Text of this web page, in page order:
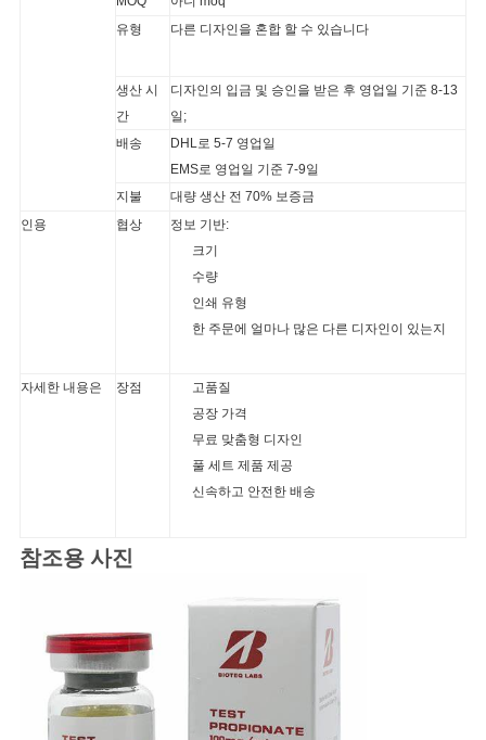
PRIVACY유형
다른 디자인을 혼합 할 수 있습니다
생산 시
간
디자인의 입금 및 승인을 받은 후 영업일 기준 8-13
일;
배송
DHL로 5-7 영업일
EMS로 영업일 기준 7-9일
지불
대량 생산 전 70% 보증금
인용
협상
정보 기반:
크기
수량
인쇄 유형
한 주문에 얼마나 많은 다른 디자인이 있는지
자세한 내용은 장점
고품질
공장 가격
무료 맞춤형 디자인
풀 세트 제품 제공
신속하고 안전한 배송
참조용 사진